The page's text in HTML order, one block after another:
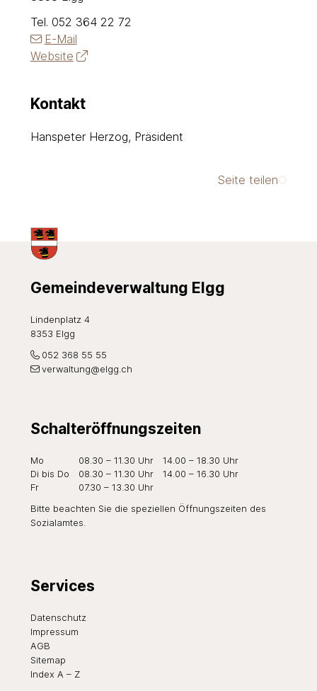
Tel. 052 364 22 72
E-Mail
Website
Kontakt
Hanspeter Herzog, Präsident
Seite teilen
Footer
Gemeindeverwaltung Elgg
Lindenplatz 4
8353 Elgg
052 368 55 55
verwaltung@elgg.ch
Schalteröffnungszeiten
Wochentag Öffnungszeiten Vormittag Öffnungszeiten
Mo 08.30 – 11.30 Uhr
14.00 – 18.30 Uhr
Di bis Do 08.30 – 11.30 Uhr
14.00 – 16.30 Uhr
Fr
07.30 – 13.30 Uhr
Bitte beachten Sie die speziellen Öffnungszeiten des
Sozialamtes.
Services
Datenschutz
Impressum
AGB
Sitemap
Index A – Z